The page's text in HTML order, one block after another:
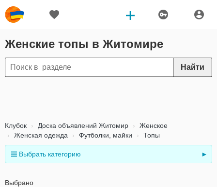
Женские топы в Житомире
Найти
Клубок Доска объявлений Житомир
Женское
Женская одежда
Футболки, майки Топы
Выбрать категорию ►
Выбрано